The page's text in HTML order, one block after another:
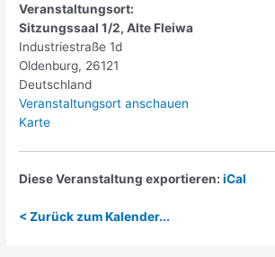
Veranstaltungsort:
Sitzungssaal 1/2, Alte Fleiwa
Industriestraße 1d
Oldenburg, 26121
Deutschland
Veranstaltungsort anschauen
KarteSitzungssaal
Fleiwa
Diese Veranstaltung exportieren:iCal
< Zurück zum Kalender...